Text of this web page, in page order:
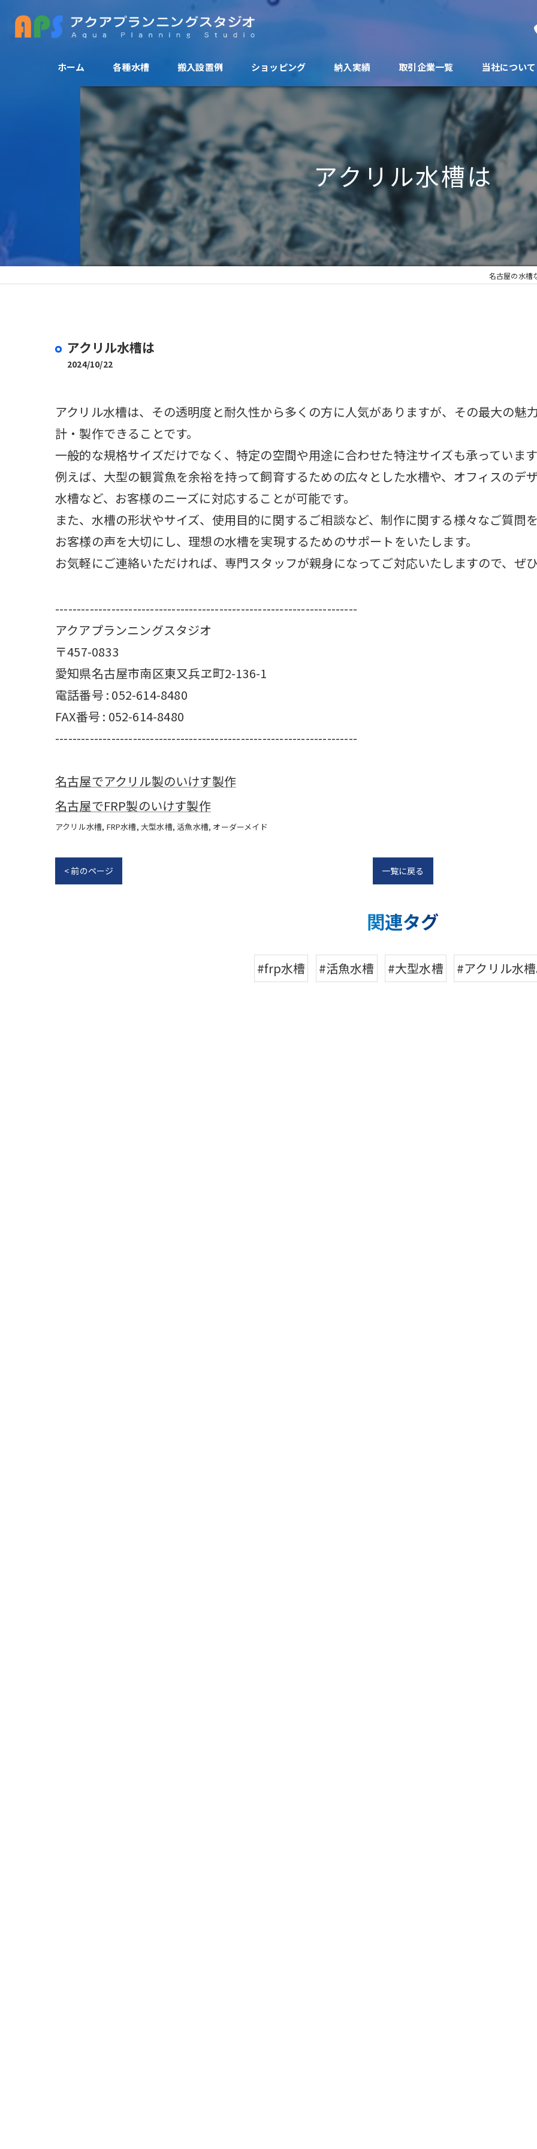
ホーム 各種水槽
アクリル水槽
活魚水槽
爬虫類ゲージ
大型水槽
FRP水槽
特殊水槽
搬入設置例 ショッピング 納入実績 取引企業一覧 当社について
アクリル水槽は
名古屋の水槽
アクリル水槽は
2024/10/22
アクリル水槽は、その透明度と耐久性から多くの方に人気がありますが、その最大の魅
計・製作できることです。
一般的な規格サイズだけでなく、特定の空間や用途に合わせた特注サイズも承っています
例えば、大型の観賞魚を余裕を持って飼育するための広々とした水槽や、オフィスのデ
水槽など、お客様のニーズに対応することが可能です。
また、水槽の形状やサイズ、使用目的に関するご相談など、制作に関する様々なご質問を
お客様の声を大切にし、理想の水槽を実現するためのサポートをいたします。
お気軽にご連絡いただければ、専門スタッフが親身になってご対応いたしますので、ぜ
----------------------------------------------------------------------
アクアプランニングスタジオ
〒457-0833
愛知県名古屋市南区東又兵ヱ町2-136-1
電話番号 : 052-614-8480
FAX番号 : 052-614-8480
----------------------------------------------------------------------
名古屋でアクリル製のいけす製作
名古屋でFRP製のいけす製作
アクリル水槽 FRP水槽 大型水槽 活魚水槽 オーダーメイド
< 前のページ 一覧に戻る
関連タグ
#frp水槽 #活魚水槽 #大型水槽 #アクリル水槽